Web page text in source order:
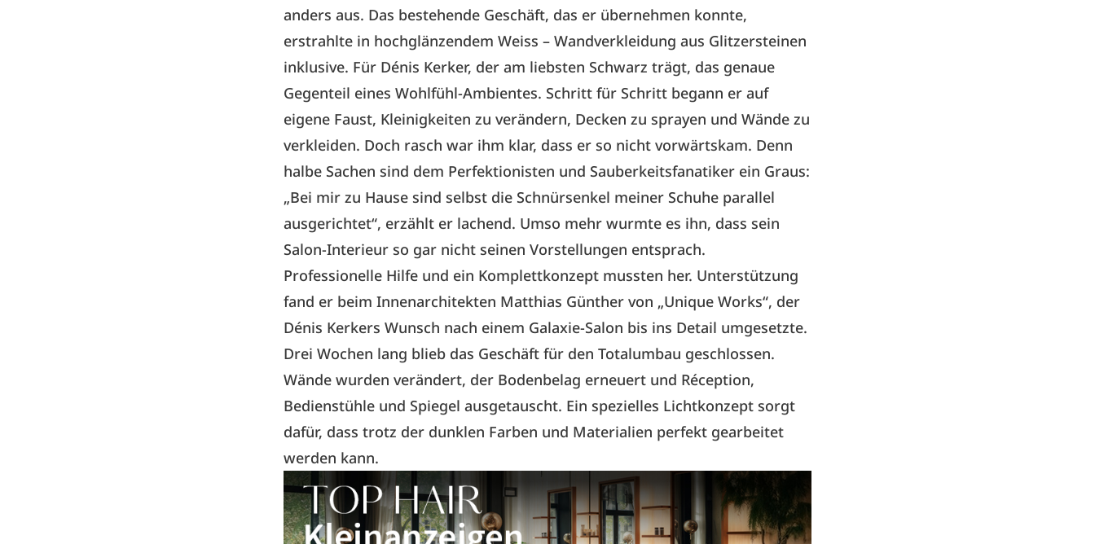
anders aus. Das bestehende Geschäft, das er übernehmen konnte,
erstrahlte in hochglänzendem Weiss – Wandverkleidung aus Glitzersteinen
inklusive. Für Dénis Kerker, der am liebsten Schwarz trägt, das genaue
Gegenteil eines Wohlfühl-Ambientes. Schritt für Schritt begann er auf
eigene Faust, Kleinigkeiten zu verändern, Decken zu sprayen und Wände zu
verkleiden. Doch rasch war ihm klar, dass er so nicht vorwärtskam. Denn
halbe Sachen sind dem Perfektionisten und Sauberkeitsfanatiker ein Graus:
„Bei mir zu Hause sind selbst die Schnürsenkel meiner Schuhe parallel
ausgerichtet“, erzählt er lachend. Umso mehr wurmte es ihn, dass sein
Salon-Interieur so gar nicht seinen Vorstellungen entsprach.
Professionelle Hilfe und ein Komplettkonzept mussten her. Unterstützung
fand er beim Innenarchitekten Matthias Günther von „Unique Works“, der
Dénis Kerkers Wunsch nach einem Galaxie-Salon bis ins Detail umgesetzte.
Drei Wochen lang blieb das Geschäft für den Totalumbau geschlossen.
Wände wurden verändert, der Bodenbelag erneuert und Réception,
Bedienstühle und Spiegel ausgetauscht. Ein spezielles Lichtkonzept sorgt
dafür, dass trotz der dunklen Farben und Materialien perfekt gearbeitet
werden kann.